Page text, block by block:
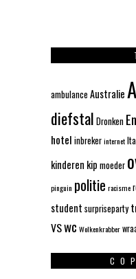
ambulance Australie
diefstal Dronken
hotel inbrekerinternet
kinderen kip moeder
pinguin politie racisme
student surpriseparty
VSwc Wolkenkrabber